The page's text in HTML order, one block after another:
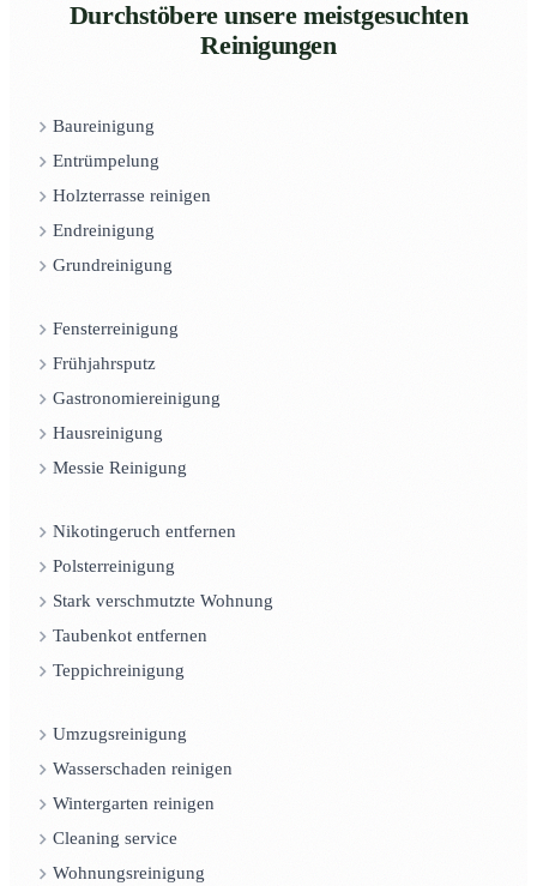
Durchstöbere unsere meistgesuchten
Reinigungen
Baureinigung
Entrümpelung
Holzterrasse reinigen
Endreinigung
Grundreinigung
Fensterreinigung
Frühjahrsputz
Gastronomiereinigung
Hausreinigung
Messie Reinigung
Nikotingeruch entfernen
Polsterreinigung
Stark verschmutzte Wohnung
Taubenkot entfernen
Teppichreinigung
Umzugsreinigung
Wasserschaden reinigen
Wintergarten reinigen
Cleaning service
Wohnungsreinigung